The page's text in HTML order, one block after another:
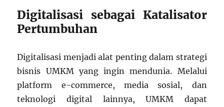
Digitalisasi sebagai Katalisator
Pertumbuhan
Digitalisasi menjadi alat penting dalam strategi
bisnis UMKM yang ingin mendunia. Melalui
platform e-commerce, media sosial, dan
teknologi digital lainnya, UMKM dapat